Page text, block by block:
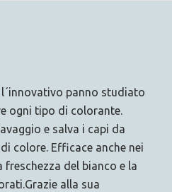
l´innovativo panno studiato
ogni tipo di colorante.
e salva i capi da
colore. Efficace anche nei
del bianco e la
alla sua